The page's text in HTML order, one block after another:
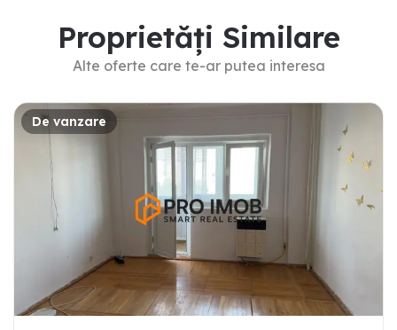
Proprietăți Similare
Alte oferte care te-ar putea interesa
De vanzare